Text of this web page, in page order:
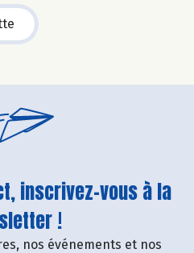
inscrivez-vous à la
!
nos événements et nos